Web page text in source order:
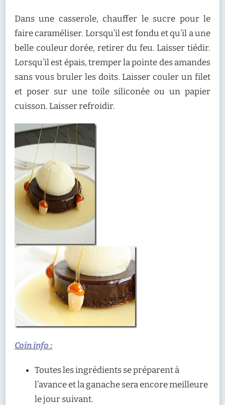
Dans une casserole, chauffer le sucre pour le
faire caraméliser. Lorsqu’il est fondu et qu’il a une
belle couleur dorée, retirer du feu. Laisser tiédir.
Lorsqu’il est épais, tremper la pointe des amandes
sans vous bruler les doits. Laisser couler un filet
et poser sur une toile siliconée ou un papier
cuisson. Laisser refroidir.
Coin info :
Toutes les ingrédients se préparent à
l’avance et la ganache sera encore meilleure
le jour suivant.